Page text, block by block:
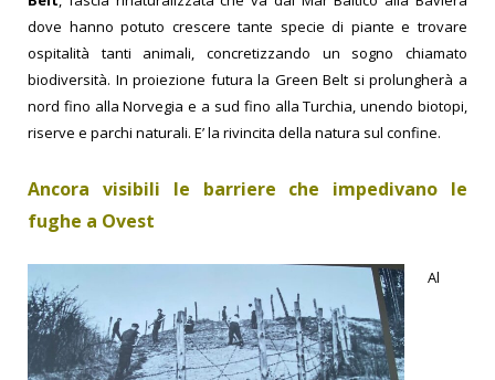
dove hanno potuto crescere tante specie di piante e trovare
ospitalità tanti animali, concretizzando un sogno chiamato
biodiversità. In proiezione futura la Green Belt si prolungherà a
nord fino alla Norvegia e a sud fino alla Turchia, unendo biotopi,
riserve e parchi naturali. E’ la rivincita della natura sul confine.
Ancora visibili le barriere che impedivano le
fughe a Ovest
Al